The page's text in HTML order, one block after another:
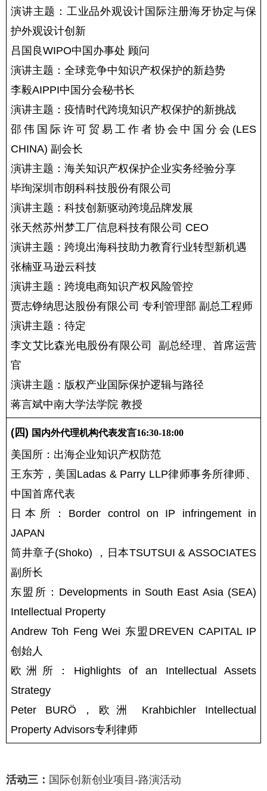
演讲主题：工业品外观设计国际注册海牙协定与保
护外观设计创新
吕国良WIPO中国办事处 顾问
演讲主题：全球竞争中知识产权保护的新趋势
李毅AIPPI中国分会秘书长
演讲主题：疫情时代跨境知识产权保护的新挑战
邵伟国际许可贸易工作者协会中国分会(LES
CHINA) 副会长
演讲主题：海关知识产权保护企业实务经验分享
毕珣深圳市朗科科技股份有限公司
演讲主题：科技创新驱动跨境品牌发展
张天然苏州梦工厂信息科技有限公司 CEO
演讲主题：跨境出海科技助力教育行业转型新机遇
张楠亚马逊云科技
演讲主题：跨境电商知识产权风险管控
贾志铮纳思达股份有限公司 专利管理部 副总工程师
演讲主题：待定
李文艾比森光电股份有限公司  副总经理、首席运营
官
演讲主题：版权产业国际保护逻辑与路径
蒋言斌中南大学法学院 教授
(四) 国内外代理机构代表发言16:30-18:00
美国所：出海企业知识产权防范
王东芳，美国Ladas & Parry LLP律师事务所律师、
中国首席代表
日本所：Border control on IP infringement in
JAPAN
筒井章子(Shoko) ，日本TSUTSUI & ASSOCIATES
副所长
东盟所：Developments in South East Asia (SEA)
Intellectual Property
Andrew Toh Feng Wei 东盟DREVEN CAPITAL IP
创始人
欧洲所：Highlights of an Intellectual Assets
Strategy
Peter BURÖ，欧洲 Krahbichler Intellectual
Property Advisors专利律师
活动三： 国际创新创业项目-路演活动